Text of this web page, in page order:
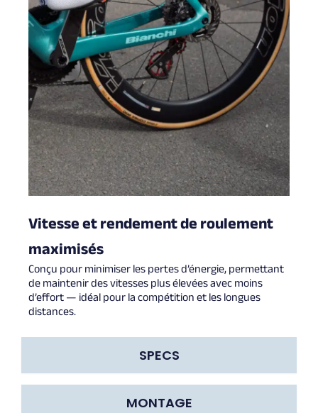
SPECS
MONTAGE
Vitesse et rendement de roulement
maximisés
Conçu pour minimiser les pertes d’énergie, permettant
de maintenir des vitesses plus élevées avec moins
d’effort — idéal pour la compétition et les longues
distances.